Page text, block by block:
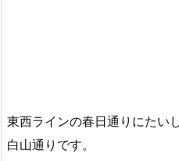
東西ラインの春日通りにたい
白山通りです。